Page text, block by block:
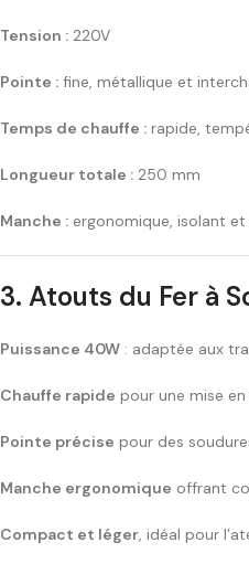
Tension : 220V
Pointe : fine, métallique et
Temps de chauffe : rapide,
Longueur totale : 250 mm
Manche : ergonomique, isolant
3. Atouts du Fer à
Puissance 40W : adaptée aux
Chauffe rapide pour une mise
Pointe précise pour des
Manche ergonomique offrant
Compact et léger, idéal pour